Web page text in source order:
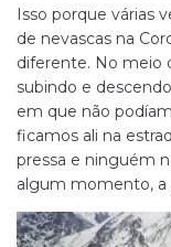
Isso porque várias
de nevascas na
diferente. No meio
subindo e
em que não
ficamos ali na
pressa e ninguém
algum momento, a